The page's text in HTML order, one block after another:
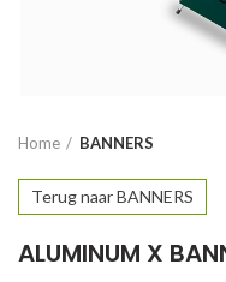
Home BANNERS
Terug naar BANNERS
ALUMINUM X